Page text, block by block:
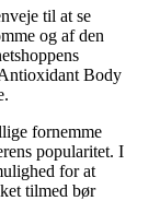
til at se
og af den
Body
fornemme
popularitet. I
for at
tilmed bør